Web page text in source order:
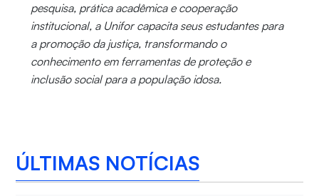
pesquisa, prática acadêmica e cooperação
institucional, a Unifor capacita seus estudantes para
a promoção da justiça, transformando o
conhecimento em ferramentas de proteção e
inclusão social para a população idosa.
ÚLTIMAS NOTÍCIAS